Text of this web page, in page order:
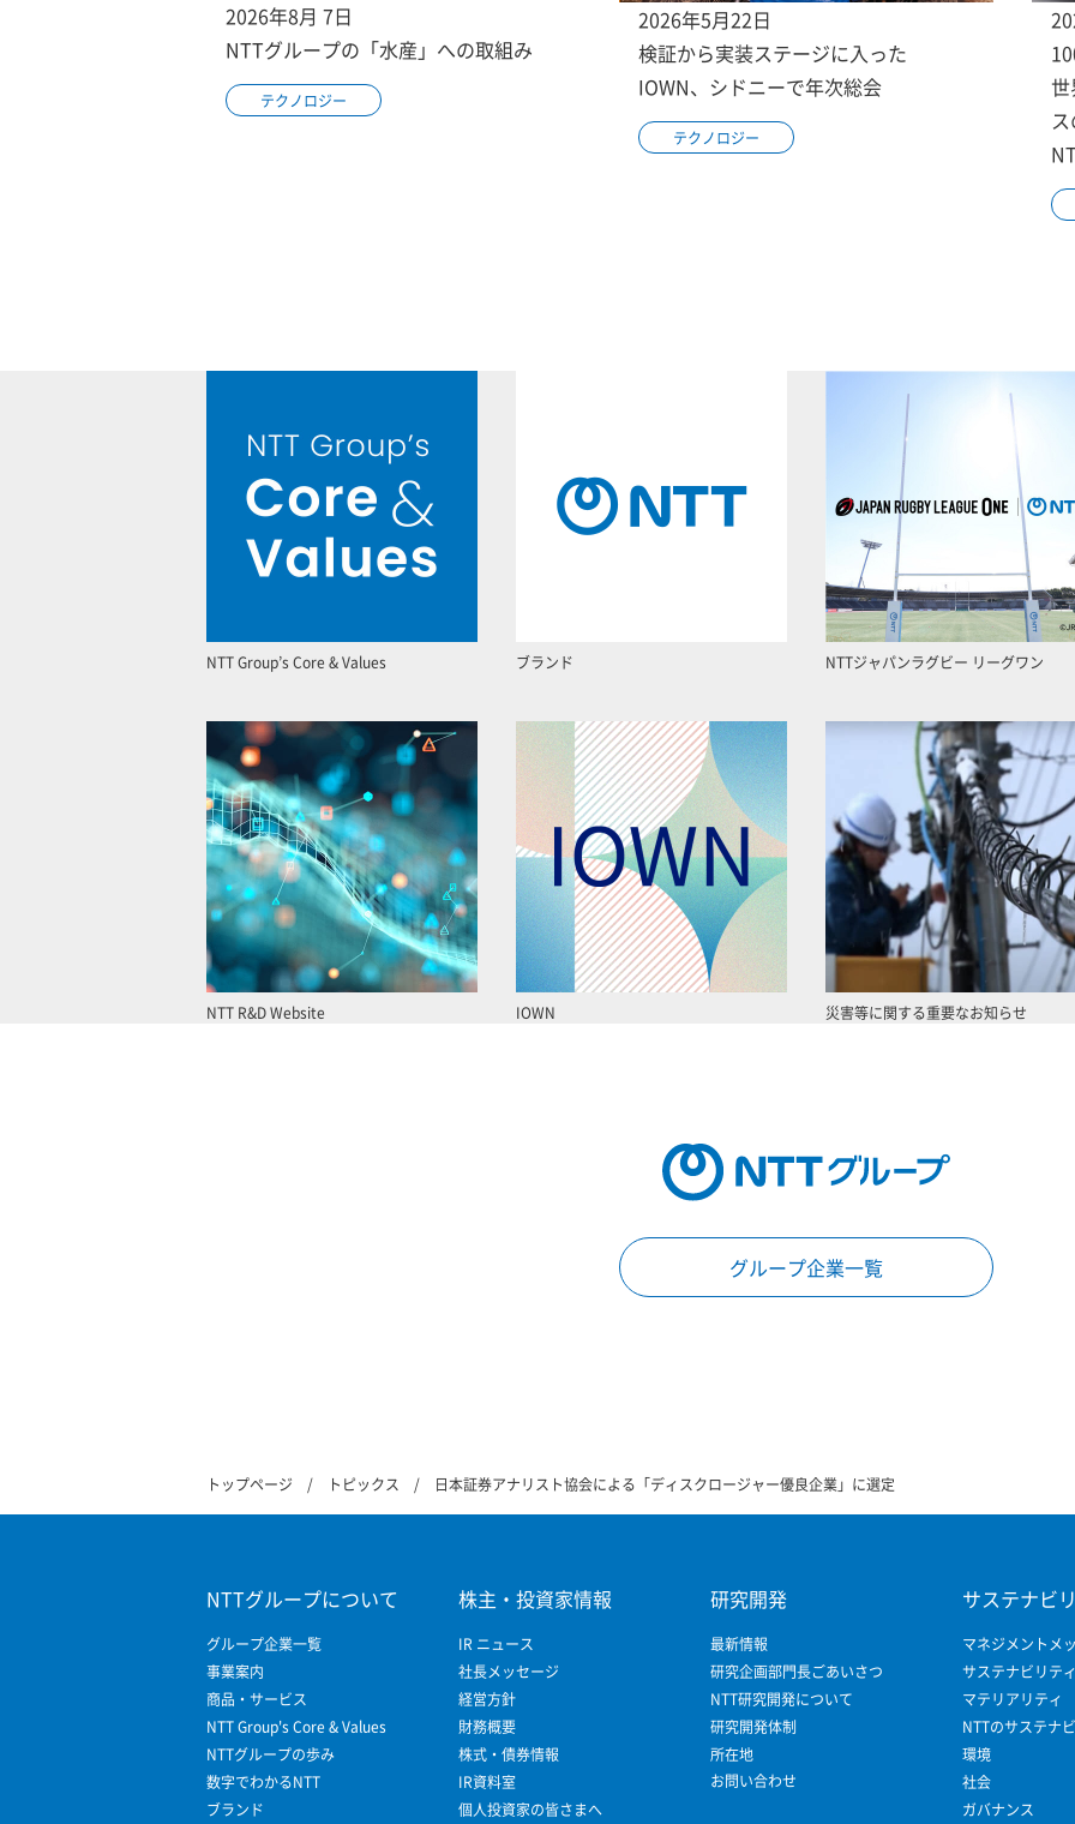
2026年8月 7日
NTTグループの「水産」への取組み
テクノロジー
2026年5月22日
検証から実装ステージに入った
IOWN、シドニーで年次総会
テクノロジー
NTT Group’s Core & Values ブランド NTTジャパンラグビー リーグワン
NTT R&D Website IOWN 災害等に関する重要なお知らせ
グループ企業一覧
トップページ トピックス 日本証券アナリスト協会による「ディスクロージャー優良企業」に選定
NTTグループについて
グループ企業一覧
事業案内
商品・サービス
NTT Group's Core & Values
NTTグループの歩み
数字でわかるNTT
ブランド
株主・投資家情報
IR ニュース
社長メッセージ
経営方針
財務概要
株式・債券情報
IR資料室
個人投資家の皆さまへ
研究開発
最新情報
研究企画部門長ごあいさつ
NTT研究開発について
研究開発体制
所在地
お問い合わせ
サステナビ
マネジメントメ
サステナビリテ
マテリアリティ
NTTのサステナ
環境
社会
ガバナンス